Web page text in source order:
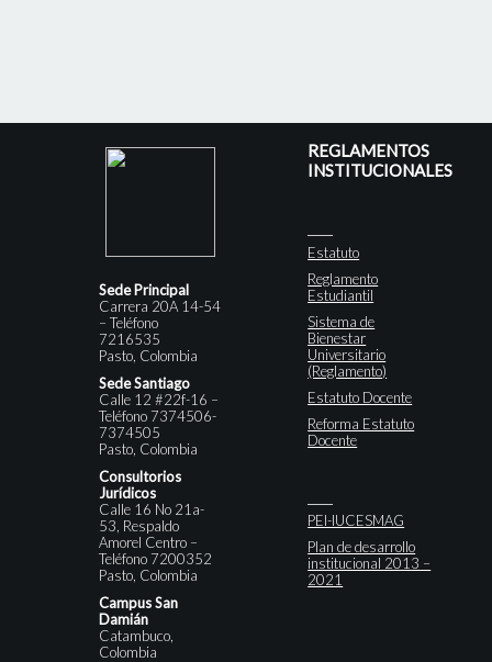
Sede Principal
Carrera 20A 14-54
– Teléfono
7216535
Pasto, Colombia
Sede Santiago
Calle 12 #22f-16 –
Teléfono 7374506-
7374505
Pasto, Colombia
Consultorios
Jurídicos
Calle 16 No 21a-
53, Respaldo
Amorel Centro –
Teléfono 7200352
Pasto, Colombia
Campus San
Damián
Catambuco,
Colombia
REGLAMENTOS
INSTITUCIONALES
Estatuto
Reglamento
Estudiantil
Sistema de
Bienestar
Universitario
(Reglamento)
Estatuto Docente
Reforma Estatuto
Docente
PEI-IUCESMAG
Plan de desarrollo
institucional 2013 –
2021